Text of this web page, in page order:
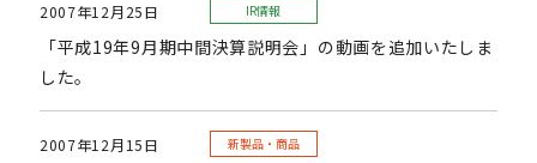
2007年12月25日 IR情報
「平成19年9月期中間決算説明会」の動画を追加いたしま
した。
2007年12月15日 新製品・商品